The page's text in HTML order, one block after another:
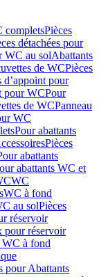
completsPièces
détachées pour
WC au solAbattants
de WCPièces
pour
pour WCPour
de WCPanneau
WC
Pour abattants
Pièces
abattants
abattants WC et
WC
WC à fond
au solPièces
réservoir
pour réservoir
WC à fond
pour Abattants